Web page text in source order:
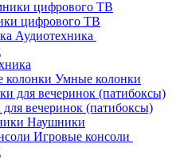
цифрового ТВ
Аудиотехника
Умные колонки
вечеринок (патибоксы)
Наушники
Игровые консоли